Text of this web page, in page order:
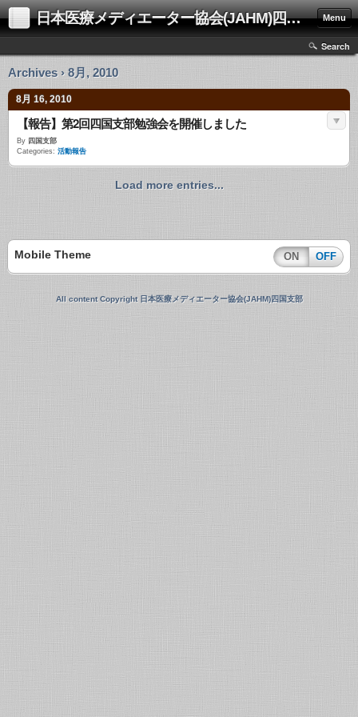
日本医療メディエーター協会(JAHM)四国支部 Menu
Search
Archives › 8月, 2010
8月 16, 2010
【報告】第2回四国支部勉強会を開催しました
By 四国支部
Categories: 活動報告
Load more entries...
Mobile Theme ON OFF
All content Copyright 日本医療メディエーター協会(JAHM)四国支部